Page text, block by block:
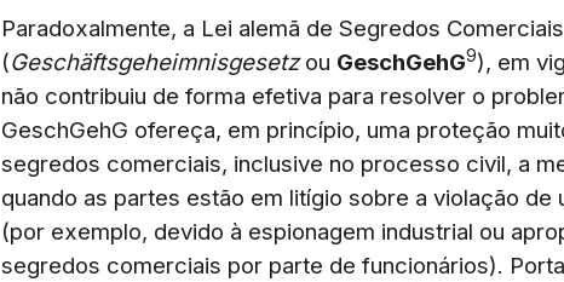
Paradoxalmente, a Lei alemã de Segredos Comerciais
(Geschäftsgeheimnisgesetzou GeschGehG9), em
não contribuiu de forma efetiva para resolver o
GeschGehG ofereça, em princípio, uma proteção
segredos comerciais, inclusive no processo civil, a
quando as partes estão em litígio sobre a violação
(por exemplo, devido à espionagem industrial ou
segredos comerciais por parte de funcionários).